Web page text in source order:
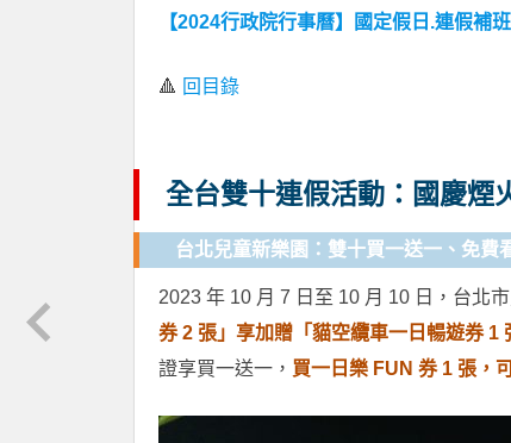
【2024行政院行事曆】國定假日.連假補
🔺 回目錄
全台雙十連假活動：國慶煙
台北兒童新樂園：雙十買一送一、免費
2023 年 10 月 7 日至 10 月 10 日，台北
券 2 張」享加贈「貓空纜車一日暢遊券 1
證享買一送一， 買一日樂 FUN 券 1 張，